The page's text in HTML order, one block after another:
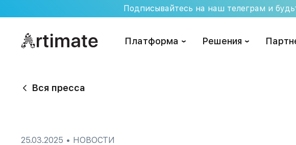
to
Подписывайтесь на наш телеграм и
Платформа Решения
Вся пресса
25.03.2025 • НОВОСТИ